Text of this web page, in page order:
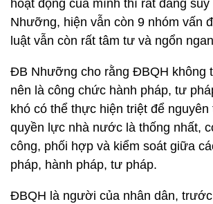
hoạt động của mình thì rất đáng
Nhưỡng, hiện vẫn còn 9 nhóm vấn
luật vẫn còn rất tâm tư và ngổn
ĐB Nhưỡng cho rằng ĐBQH không
nên là công chức hành pháp, tư
khó có thể thực hiện triệt để nguyên
quyền lực nhà nước là thống nhất,
công, phối hợp và kiểm soát giữa
pháp, hành pháp, tư pháp.
ĐBQH là người của nhân dân,